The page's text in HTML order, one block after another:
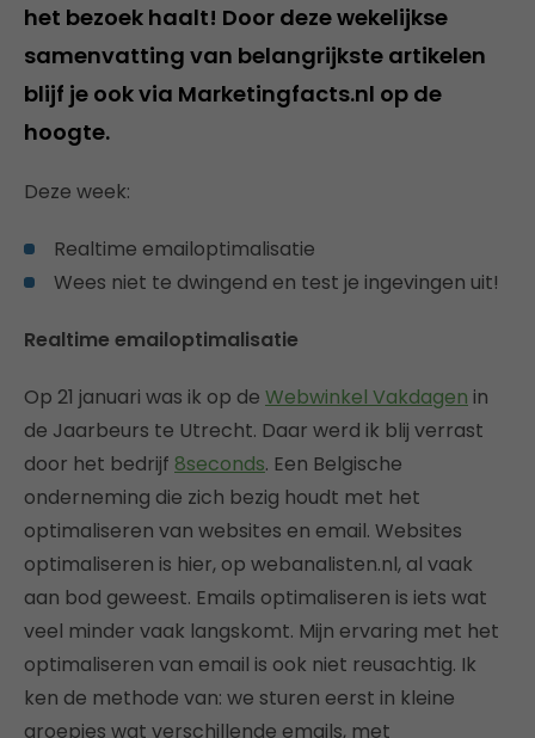
het bezoek haalt! Door deze wekelijkse
samenvatting van belangrijkste artikelen
blijf je ook via Marketingfacts.nl op de
hoogte.
Deze week:
Realtime emailoptimalisatie
Wees niet te dwingend en test je ingevingen uit!
Realtime emailoptimalisatie
Op 21 januari was ik op de Webwinkel Vakdagen in
de Jaarbeurs te Utrecht. Daar werd ik blij verrast
door het bedrijf 8seconds. Een Belgische
onderneming die zich bezig houdt met het
optimaliseren van websites en email. Websites
optimaliseren is hier, op webanalisten.nl, al vaak
aan bod geweest. Emails optimaliseren is iets wat
veel minder vaak langskomt. Mijn ervaring met het
optimaliseren van email is ook niet reusachtig. Ik
ken de methode van: we sturen eerst in kleine
groepjes wat verschillende emails, met